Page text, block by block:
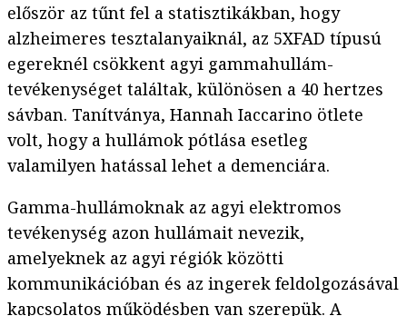
először az tűnt fel a statisztikákban, hogy
alzheimeres tesztalanyaiknál, az 5XFAD típusú
egereknél csökkent agyi gammahullám-
tevékenységet találtak, különösen a 40 hertzes
sávban. Tanítványa, Hannah Iaccarino ötlete
volt, hogy a hullámok pótlása esetleg
valamilyen hatással lehet a demenciára.
Gamma-hullámoknak az agyi elektromos
tevékenység azon hullámait nevezik,
amelyeknek az agyi régiók közötti
kommunikációban és az ingerek feldolgozásával
kapcsolatos működésben van szerepük. A